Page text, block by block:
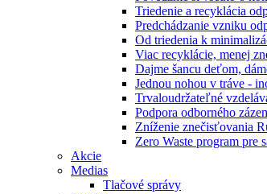
Triedenie a recyklácia
Predchádzanie vzniku
Od triedenia k
Viac recyklácie, menej
Dajme šancu deťom,
Jednou nohou v tráve -
Trvaloudržateľné
Podpora odborného
Zníženie znečisťovania
Zero Waste program pre
Akcie
Medias
Tlačové správy